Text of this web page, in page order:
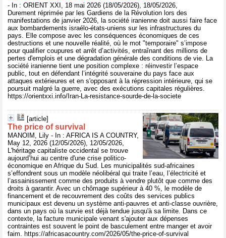
- In : ORIENT XXI, 18 mai 2026 (18/05/2026), 18/05/2026,
Durement réprimée par les Gardiens de la Révolution lors des
manifestations de janvier 2026, la société iranienne doit aussi faire face
aux bombardements israélo-états-uniens sur les infrastructures du
pays. Elle compose avec les conséquences économiques de ces
destructions et une nouvelle réalité, où le mot "temporaire" s’impose
pour qualifier coupures et arrêt d’activités, entraînant des millions de
pertes d'emplois et une dégradation générale des conditions de vie. La
société iranienne tient une position complexe : réinvestir l’espace
public, tout en défendant l’intégrité souveraine du pays face aux
attaques extérieures et en s'opposant à la répression intérieure, qui se
poursuit malgré la guerre, avec des exécutions capitales régulières.
https://orientxxi.info/Iran-La-resistance-sourde-de-la-societe
[article]
The price of survival
MANOIM, Lily - In : AFRICA IS A COUNTRY,
May 12, 2026 (12/05/2026), 12/05/2026,
L'héritage capitaliste occidental se trouve
aujourd’hui au centre d'une crise politico-
économique en Afrique du Sud. Les municipalités sud-africaines
s’effondrent sous un modèle néolibéral qui traite l’eau, l’électricité et
l’assainissement comme des produits à vendre plutôt que comme des
droits à garantir. Avec un chômage supérieur à 40 %, le modèle de
financement et de recouvrement des coûts des services publics
municipaux est devenu un système anti-pauvres et anti-classe ouvrière,
dans un pays où la survie est déjà tendue jusqu'à sa limite. Dans ce
contexte, la facture municipale venant s'ajouter aux dépenses
contraintes est souvent le point de basculement entre manger et avoir
faim. https://africasacountry.com/2026/05/the-price-of-survival